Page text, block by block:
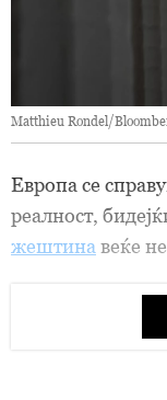
Matthieu Rondel/
Европа се
реалност,
жештина веќе